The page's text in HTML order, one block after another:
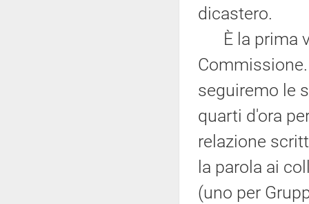
dicastero.
È la prima
seguiremo le
quarti d'ora
relazione
la parola ai
(uno per